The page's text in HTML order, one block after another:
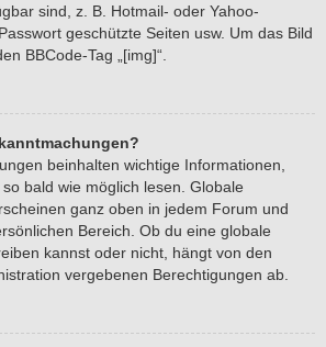
sind, z. B. Hotmail- oder Yahoo-
geschützte Seiten usw. Um das Bild
BBCode-Tag „[img]“.
beinhalten wichtige Informationen,
bald wie möglich lesen. Globale
ganz oben in jedem Forum und
Bereich. Ob du eine globale
kannst oder nicht, hängt von den
vergebenen Berechtigungen ab.